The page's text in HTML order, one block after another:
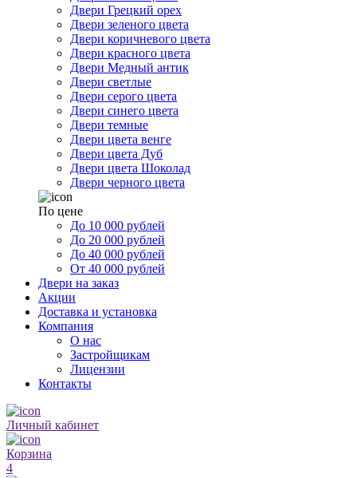
Двери Грецкий орех
Двери зеленого цвета
Двери коричневого цвета
Двери красного цвета
Двери Медный антик
Двери светлые
Двери серого цвета
Двери синего цвета
Двери темные
Двери цвета венге
Двери цвета Дуб
Двери цвета Шоколад
Двери черного цвета
По цене
До 10 000 рублей
До 20 000 рублей
До 40 000 рублей
От 40 000 рублей
Двери на заказ
Акции
Доставка и установка
Компания
О нас
Застройщикам
Лицензии
Контакты
Личный кабинет
Корзина
4